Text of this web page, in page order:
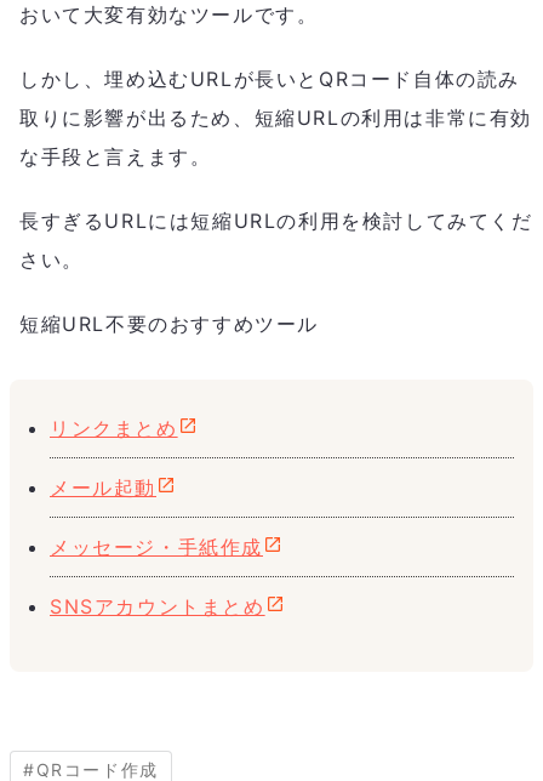
おいて大変有効なツールです。
しかし、埋め込むURLが長いとQRコード自体の読み
取りに影響が出るため、短縮URLの利用は非常に有効
な手段と言えます。
長すぎるURLには短縮URLの利用を検討してみてくだ
さい。
短縮URL不要のおすすめツール
リンクまとめ
メール起動
メッセージ・手紙作成
SNSアカウントまとめ
#QRコード作成